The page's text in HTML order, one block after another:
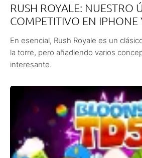
RUSH ROYALE: NUESTRO
COMPETITIVO EN IPHONE
En esencial, Rush Royale es un
la torre, pero añadiendo varios
interesante.